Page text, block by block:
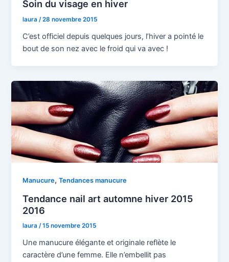
Soin du visage en hiver
laura/28 novembre 2015
C’est officiel depuis quelques jours, l’hiver a pointé le
bout de son nez avec le froid qui va avec !
Manucure,Tendances manucure
Tendance nail art automne hiver 2015
2016
laura/15 novembre 2015
Une manucure élégante et originale reflète le
caractère d’une femme. Elle n’embellit pas